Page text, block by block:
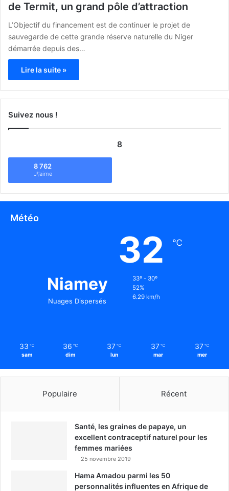
de Termit, un grand pôle d’attraction
L’Objectif du financement est de continuer le projet de
sauvegarde de cette grande réserve naturelle du Niger
démarrée depuis des…
Lire la suite »
Suivez nous !
8
8 762
J\'aime
Météo
Niamey
Nuages Dispersés
32 ℃
33º - 30º
52%
6.29 km/h
33 ℃
sam
36 ℃
dim
37 ℃
lun
37 ℃
mar
37 ℃
mer
Populaire Récent
Santé, les graines de papaye, un
excellent contraceptif naturel pour les
femmes mariées
25 novembre 2019
Hama Amadou parmi les 50
personnalités influentes en Afrique de